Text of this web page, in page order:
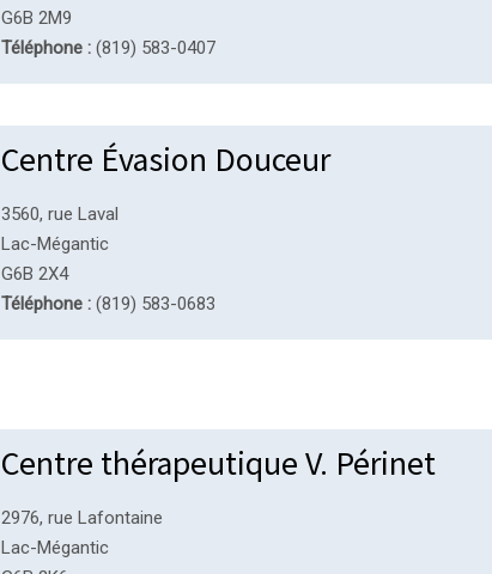
G6B 2M9
Téléphone : (819) 583-0407
Centre Évasion Douceur
3560, rue Laval
Lac-Mégantic
G6B 2X4
Téléphone : (819) 583-0683
Centre thérapeutique V. Périnet
2976, rue Lafontaine
Lac-Mégantic